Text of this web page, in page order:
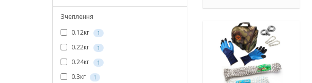
Зчеплення
0.12кг
1
0.22кг 1
0.24кг 1
0.3кг 1